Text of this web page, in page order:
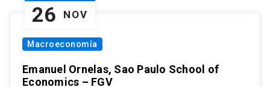
26 NOV
Macroeconomía
Emanuel Ornelas, Sao Paulo School of
Economics – FGV